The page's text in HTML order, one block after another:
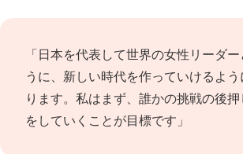
「日本を代表して世界の女性リーダ
うに、新しい時代を作っていけるよ
ります。私はまず、誰かの挑戦の後
をしていくことが目標です」